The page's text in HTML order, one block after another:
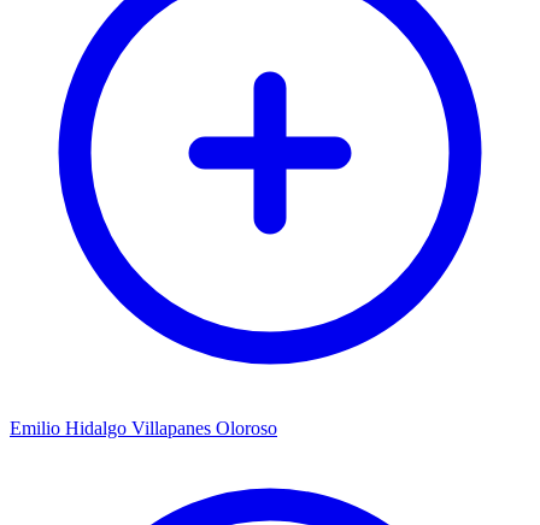
Emilio Hidalgo Villapanes Oloroso